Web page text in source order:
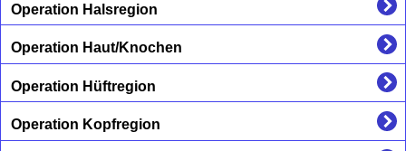
Operation Halsregion
Operation Haut/Knochen
Operation Hüftregion
Operation Kopfregion